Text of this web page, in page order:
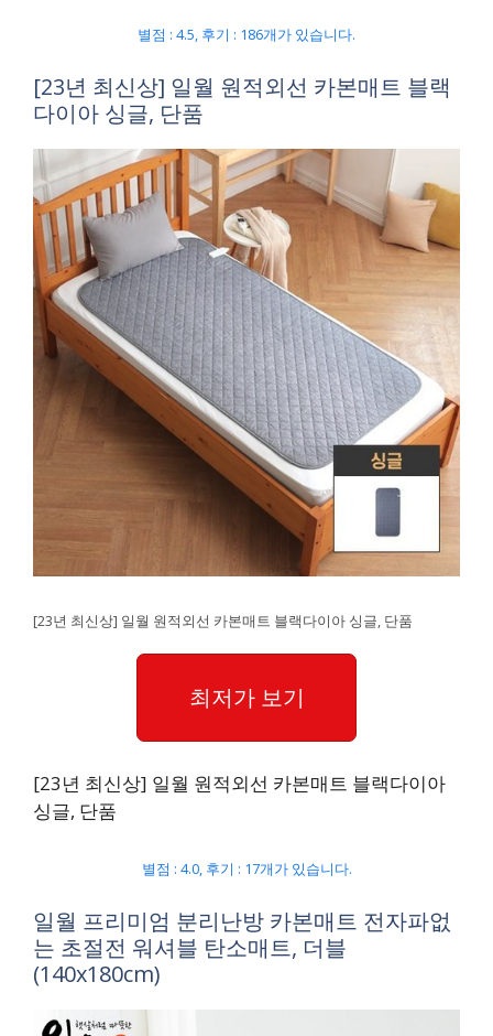
별점 : 4.5, 후기 : 186개가 있습니다.
[23년 최신상] 일월 원적외선 카본매트 블랙
다이아 싱글, 단품
[23년 최신상] 일월 원적외선 카본매트 블랙다이아 싱글, 단품
최저가 보기
[23년 최신상] 일월 원적외선 카본매트 블랙다이아
싱글, 단품
별점 : 4.0, 후기 : 17개가 있습니다.
일월 프리미엄 분리난방 카본매트 전자파없
는 초절전 워셔블 탄소매트, 더블
(140x180cm)